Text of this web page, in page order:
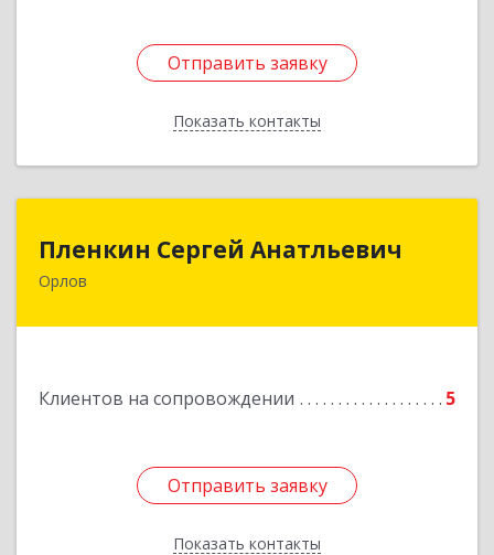
Отправить заявку
Показать контакты
Отправить заявку
Назад
Пленкин Сергей Анатльевич
Орлов
Клиентов на сопровождении 5
Отправить заявку
Показать контакты
Пленкин Сергей Анатльевич
Отправить заявку
Назад